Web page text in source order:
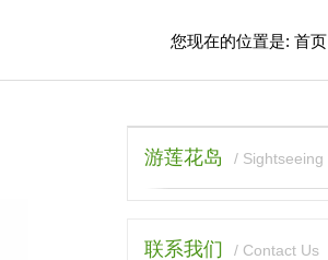
您现在的位置是: 首页
游莲花岛 / Sightseeing
联系我们 / Contact Us